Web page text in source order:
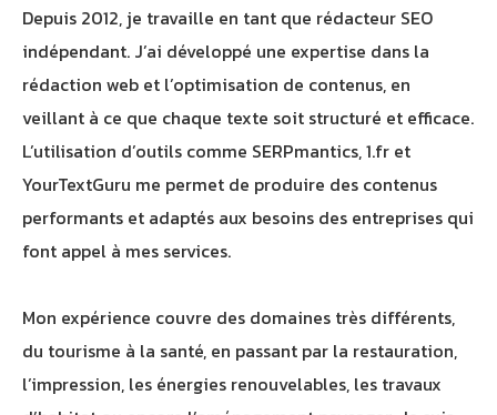
Depuis 2012, je travaille en tant que rédacteur SEO
indépendant. J’ai développé une expertise dans la
rédaction web et l’optimisation de contenus, en
veillant à ce que chaque texte soit structuré et efficace.
L’utilisation d’outils comme SERPmantics, 1.fr et
YourTextGuru me permet de produire des contenus
performants et adaptés aux besoins des entreprises qui
font appel à mes services.
Mon expérience couvre des domaines très différents,
du tourisme à la santé, en passant par la restauration,
l’impression, les énergies renouvelables, les travaux
Je vous oriente vers la meilleure solution pour votre
projet.
Dites-moi votre objectif ou choisissez un raccourci ci-
dessous :